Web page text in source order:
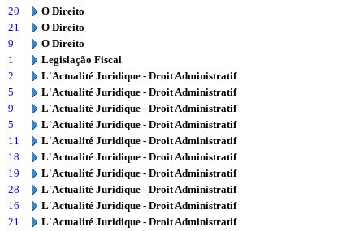
20
O Direito
21
O Direito
9
O Direito
1
Legislação Fiscal
2
L'Actualité Juridique - Droit Administratif
5
L'Actualité Juridique - Droit Administratif
9
L'Actualité Juridique - Droit Administratif
5
L'Actualité Juridique - Droit Administratif
11
L'Actualité Juridique - Droit Administratif
18
L'Actualité Juridique - Droit Administratif
19
L'Actualité Juridique - Droit Administratif
28
L'Actualité Juridique - Droit Administratif
16
L'Actualité Juridique - Droit Administratif
21
L'Actualité Juridique - Droit Administratif